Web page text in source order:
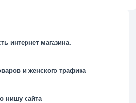
интернет магазина.
и женского трафика
нишу сайта